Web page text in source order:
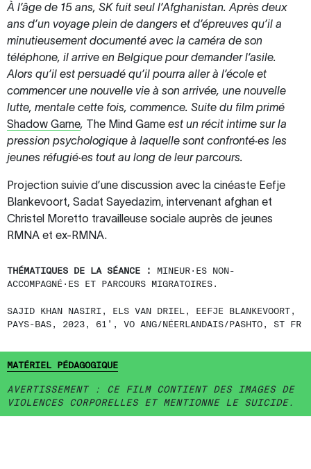
À l’âge de 15 ans, SK fuit seul l’Afghanistan. Après deux
ans d’un voyage plein de dangers et d’épreuves qu’il a
minutieusement documenté avec la caméra de son
téléphone, il arrive en Belgique pour demander l’asile.
Alors qu’il est persuadé qu’il pourra aller à l’école et
commencer une nouvelle vie à son arrivée, une nouvelle
lutte, mentale cette fois, commence. Suite du film primé
Shadow Game, The Mind Game est un récit intime sur la
pression psychologique à laquelle sont confronté·es les
jeunes réfugié·es tout au long de leur parcours.
Projection suivie d’une discussion avec la cinéaste Eefje
Blankevoort, Sadat Sayedazim, intervenant afghan et
Christel Moretto travailleuse sociale auprès de jeunes
RMNA et ex-RMNA.
THÉMATIQUES DE LA SÉANCE :
MINEUR·ES NON-
ACCOMPAGNÉ·ES ET PARCOURS MIGRATOIRES.
SAJID KHAN NASIRI, ELS VAN DRIEL, EEFJE BLANKEVOORT,
PAYS-BAS, 2023, 61’, VO ANG/NÉERLANDAIS/PASHTO, ST FR
MATÉRIEL PÉDAGOGIQUE
AVERTISSEMENT : CE FILM CONTIENT DES IMAGES DE
VIOLENCES CORPORELLES ET MENTIONNE LE SUICIDE.